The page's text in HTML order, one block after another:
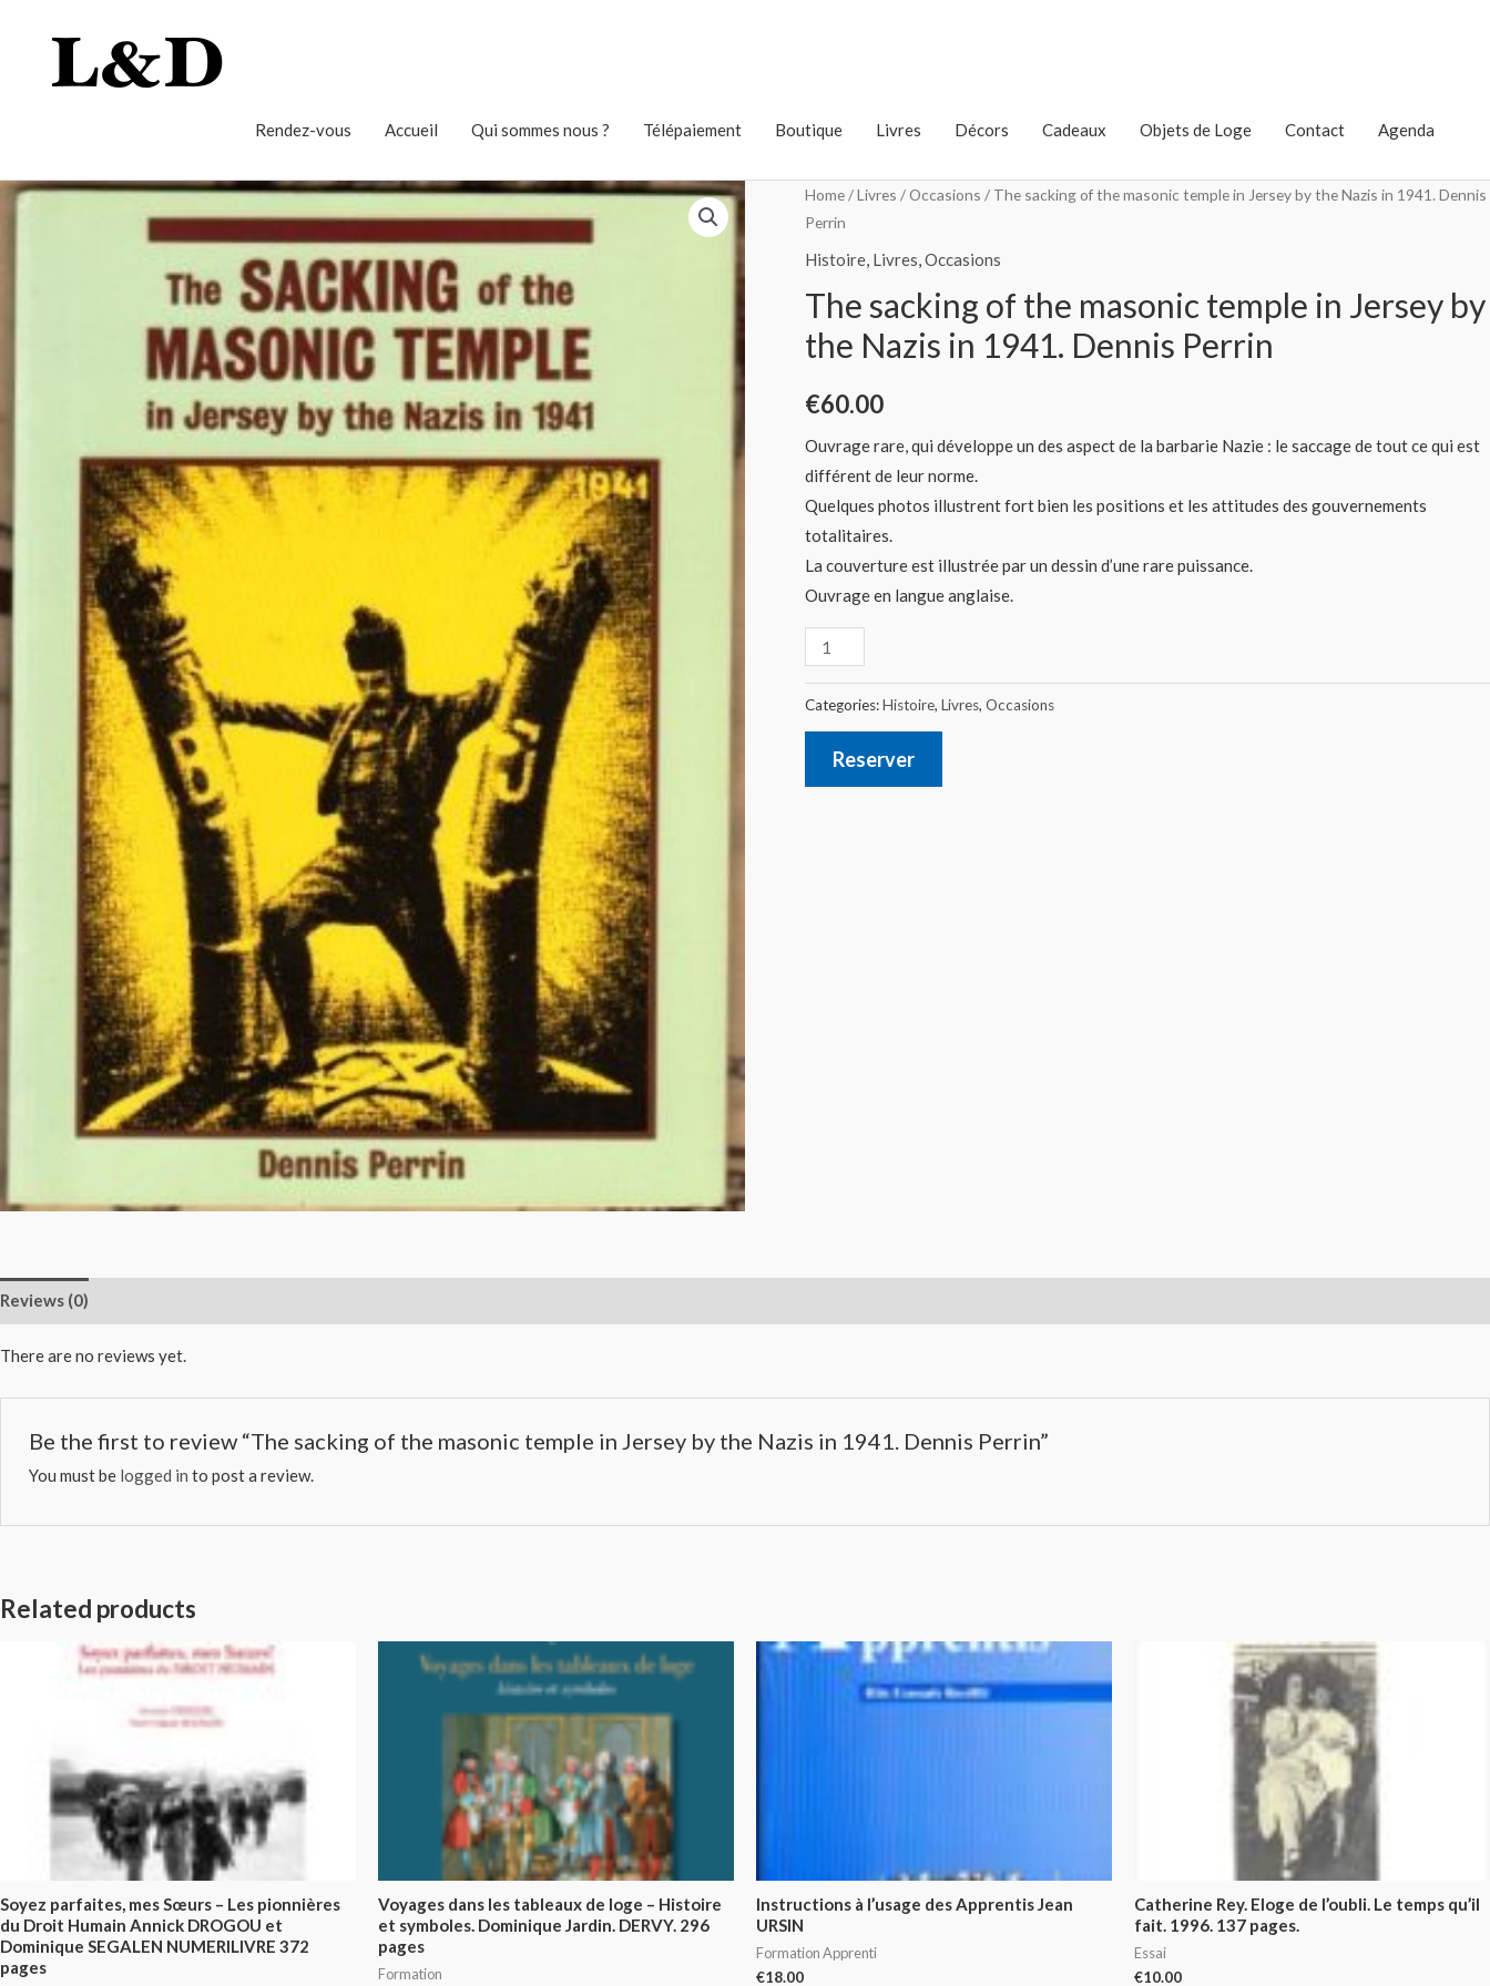
Rendez-vous Accueil Qui sommes nous ? Télépaiement Boutique Livres Décors Cadeaux Objets de Loge Contact Agenda
Home/Livres /Occasions / The sacking of the masonic temple in Jersey by the Nazis in 1941. Dennis
Perrin
Histoire, Livres,Occasions
The sacking of the masonic temple in Jersey by
the Nazis in 1941. Dennis Perrin
€60.00
Ouvrage rare, qui développe un des aspect de la barbarie Nazie : le saccage de tout ce qui est
différent de leur norme.
Quelques photos illustrent fort bien les positions et les attitudes des gouvernements
totalitaires.
La couverture est illustrée par un dessin d’une rare puissance.
Ouvrage en langue anglaise.
Categories:Histoire, Livres, Occasions
Reserver
Reviews (0)
There are no reviews yet.
Be the first to review “The sacking of the masonic temple in Jersey by the Nazis in 1941. Dennis Perrin”
You must be logged in to post a review.
Related products
Soyez parfaites, mes Sœurs – Les pionnières
du Droit Humain Annick DROGOU et
Dominique SEGALEN NUMERILIVRE 372
pages
Voyages dans les tableaux de loge – Histoire
et symboles. Dominique Jardin. DERVY. 296
pages
Formation
Instructions à l’usage des Apprentis Jean
URSIN
Formation Apprenti
€18.00
Catherine Rey. Eloge de l’oubli. Le temps qu’il
fait. 1996. 137 pages.
Essai
€10.00